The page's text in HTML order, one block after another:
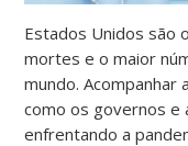
Estados Unidos são
mortes e o maior
mundo. Acompanhar
como os governos e
enfrentando a